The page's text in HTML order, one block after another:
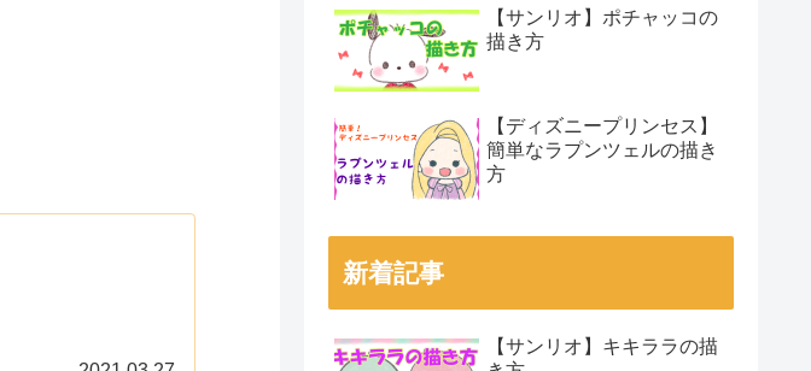
【サンリオ】ポチャッコの
描き方
【ディズニープリンセス】
簡単なラプンツェルの描き
方
新着記事
【サンリオ】キキララの描